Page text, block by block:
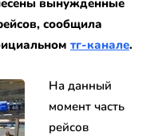
сообщила
тг-канале.
На данный
момент часть
рейсов